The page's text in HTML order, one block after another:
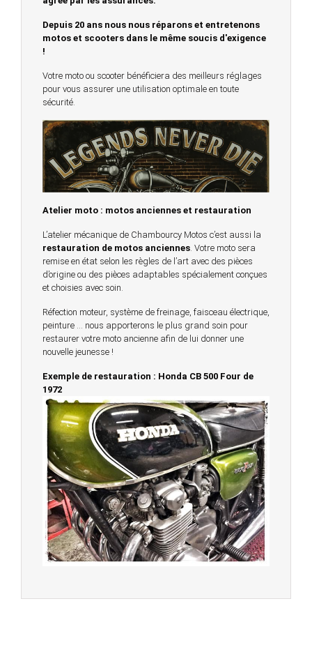
Depuis 20 ans nous nous réparons et entretenons
motos et scooters dans le même soucis d'exigence
!
Votre moto ou scooter bénéficiera des meilleurs réglages
pour vous assurer une utilisation optimale en toute
sécurité.
Atelier moto : motos anciennes et restauration
L’atelier mécanique de Chambourcy Motos c’est aussi la
restauration de motos anciennes . Votre moto sera
remise en état selon les règles de l’art avec des pièces
d’origine ou des pièces adaptables spécialement conçues
et choisies avec soin.
Réfection moteur, système de freinage, faisceau électrique,
peinture … nous apporterons le plus grand soin pour
restaurer votre moto ancienne afin de lui donner une
nouvelle jeunesse !
Exemple de restauration : Honda CB 500 Four de
1972
© 2023 -Chambourcy Motos 78 - 7bis chemin de la
Forêt - 78240 - Chambourcy -
Garage Motos et Scooters depuis 20 ans à votre
service entre Saint Germain en Laye et Poissy
Achat de motos et scooters - Dépôt vente - Réparation
- Concessionnaire Voge - Concessionnaire
Multimarques
agence conseil en communication digitale